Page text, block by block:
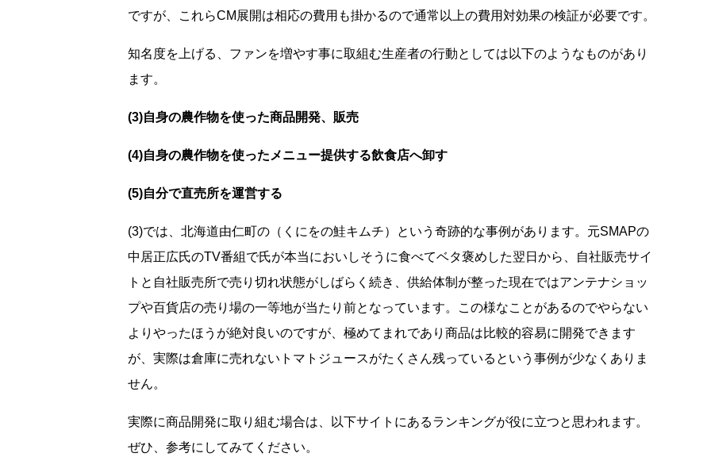
ですが、これらCM展開は相応の費用も掛かるので通常以上の費用対効果の検証が必要です。
知名度を上げる、ファンを増やす事に取組む生産者の行動としては以下のようなものがあり
ます。
(3)自身の農作物を使った商品開発、販売
(4)自身の農作物を使ったメニュー提供する飲食店へ卸す
(5)自分で直売所を運営する
(3)では、北海道由仁町の（くにをの鮭キムチ）という奇跡的な事例があります。元SMAPの
中居正広氏のTV番組で氏が本当においしそうに食べてベタ褒めした翌日から、自社販売サイ
トと自社販売所で売り切れ状態がしばらく続き、供給体制が整った現在ではアンテナショッ
プや百貨店の売り場の一等地が当たり前となっています。この様なことがあるのでやらない
よりやったほうが絶対良いのですが、極めてまれであり商品は比較的容易に開発できます
が、実際は倉庫に売れないトマトジュースがたくさん残っているという事例が少なくありま
せん。
実際に商品開発に取り組む場合は、以下サイトにあるランキングが役に立つと思われます。
ぜひ、参考にしてみてください。